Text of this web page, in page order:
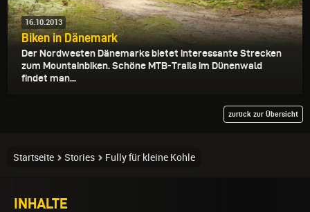
16.10.2013
Biken in Dänemark
Der Nordwesten Dänemarks bietet interessante Strecken
zum Mountainbiken. Schöne MTB-Trails im Dünenwald
findet man...
zurück zur Übersicht
Startseite Stories Fully für kleine Kohle
INHALTE